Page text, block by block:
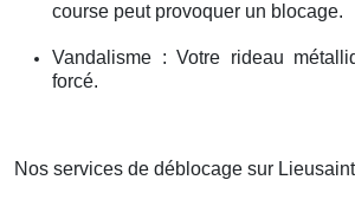
course peut provoquer un blocage.
Vandalisme : Votre rideau
forcé.
Nos services de déblocage sur Lieusaint